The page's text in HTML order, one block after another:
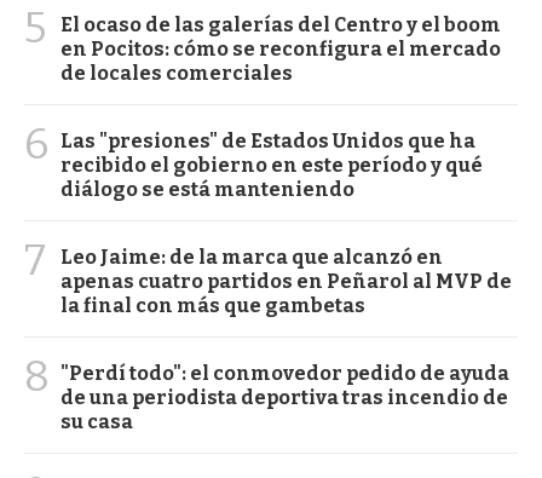
5
El ocaso de las galerías del Centro y el boom
en Pocitos: cómo se reconfigura el mercado
de locales comerciales
6
Las "presiones" de Estados Unidos que ha
recibido el gobierno en este período y qué
diálogo se está manteniendo
7
Leo Jaime: de la marca que alcanzó en
apenas cuatro partidos en Peñarol al MVP de
la final con más que gambetas
8
"Perdí todo": el conmovedor pedido de ayuda
de una periodista deportiva tras incendio de
su casa